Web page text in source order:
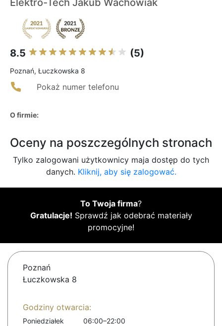
Elektro-Tech Jakub Wachowiak
8.5 (5)
Poznań, Łuczkowska 8
Pokaż numer telefonu
O firmie:
Oceny na poszczególnych stronach
Tylko zalogowani użytkownicy maja dostęp do tych
danych. Kliknij, aby się zalogować.
To Twoja firma?
Gratulacje! Sprawdź jak odebrać materiały
promocyjne!
Poznań
Łuczkowska 8
Godziny otwarcia:
Poniedziałek
06:00–22:00